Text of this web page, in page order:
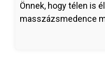
Önnek, hogy télen is
masszázsmedence